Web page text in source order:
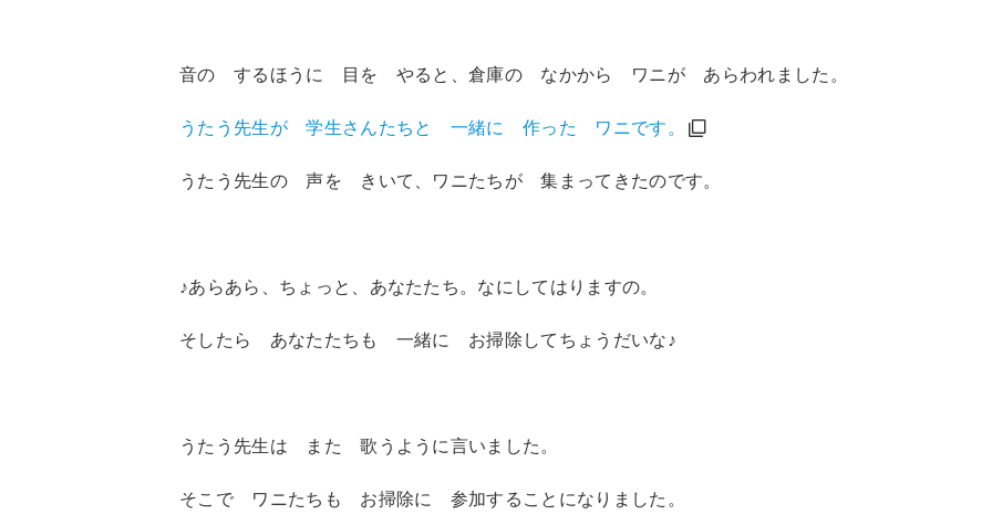
音の するほうに 目を やると、倉庫の なかから ワニが あらわれました。
うたう先生が 学生さんたちと 一緒に 作った ワニです。
うたう先生の 声を きいて、ワニたちが 集まってきたのです。
♪あらあら、ちょっと、あなたたち。なにしてはりますの。
そしたら あなたたちも 一緒に お掃除してちょうだいな♪
うたう先生は また 歌うように言いました。
そこで ワニたちも お掃除に 参加することになりました。